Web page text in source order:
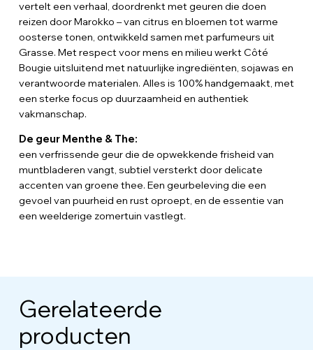
vertelt een verhaal, doordrenkt met geuren die doen
reizen door Marokko – van citrus en bloemen tot warme
oosterse tonen, ontwikkeld samen met parfumeurs uit
Grasse. Met respect voor mens en milieu werkt Côté
Bougie uitsluitend met natuurlijke ingrediënten, sojawas en
verantwoorde materialen. Alles is 100% handgemaakt, met
een sterke focus op duurzaamheid en authentiek
vakmanschap.
De geur Menthe & The:
een verfrissende geur die de opwekkende frisheid van
muntbladeren vangt, subtiel versterkt door delicate
accenten van groene thee. Een geurbeleving die een
gevoel van puurheid en rust oproept, en de essentie van
een weelderige zomertuin vastlegt.
Gerelateerde
producten